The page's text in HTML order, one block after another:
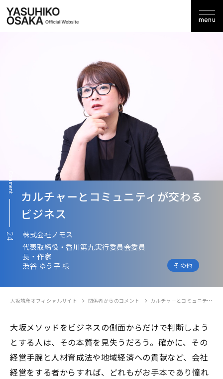
menu
24
カルチャーとコミュニティが交わる
ビジネス
株式会社ノモス
代表取締役・香川第九実行委員会委員
長・作家
渋谷 ゆう子 様 その他
大坂靖彦オフィシャルサイト 関係者からのコメント カルチャーとコミュニティが交わるビジネス
大坂メソッドをビジネスの側面からだけで判断しよう
とする人は、その本質を見失うだろう。確かに、その
経営手腕と人材育成法や地域経済への貢献など、会社
経営をする者からすれば、どれもがお手本であり憧れ